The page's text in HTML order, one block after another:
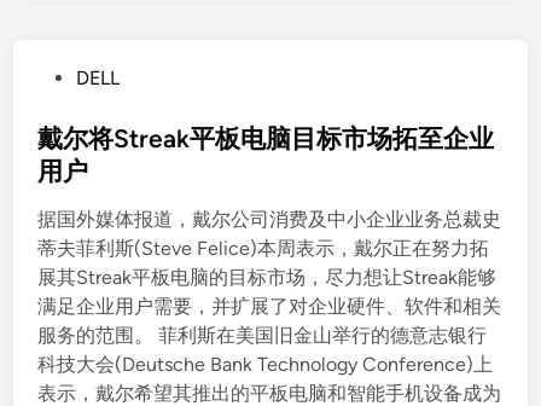
s
t
d
i
n
DELL
戴尔将Streak平板电脑目标市场拓至企业
用户
据国外媒体报道，戴尔公司消费及中小企业业务总裁史
蒂夫菲利斯(Steve Felice)本周表示，戴尔正在努力拓
展其Streak平板电脑的目标市场，尽力想让Streak能够
满足企业用户需要，并扩展了对企业硬件、软件和相关
服务的范围。 菲利斯在美国旧金山举行的德意志银行
科技大会(Deutsche Bank Technology Conference)上
表示，戴尔希望其推出的平板电脑和智能手机设备成为